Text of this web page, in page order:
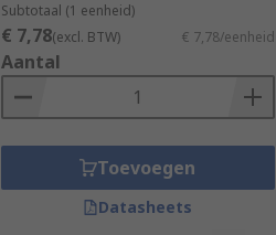
Subtotaal (1 eenheid)
€ 7,78(excl. BTW) € 7,78/eenheid
Aantal
Toevoegen
Datasheets